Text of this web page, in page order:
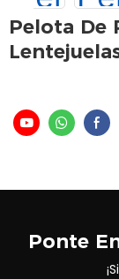
Pelota De
Ponte